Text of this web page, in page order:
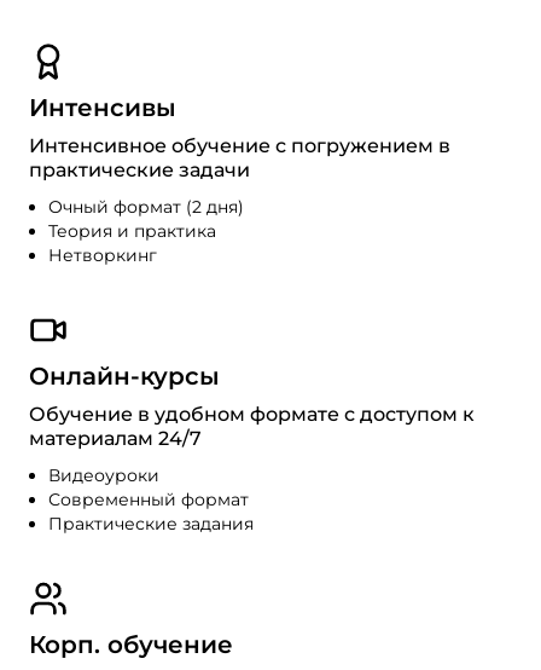
Интенсивы
Интенсивное обучение с погружением в
практические задачи
Очный формат (2 дня)
Теория и практика
Нетворкинг
Онлайн-курсы
Обучение в удобном формате с доступом к
материалам 24/7
Видеоуроки
Современный формат
Практические задания
Корп. обучение